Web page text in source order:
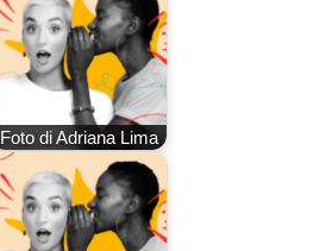
Foto di Adriana Lima